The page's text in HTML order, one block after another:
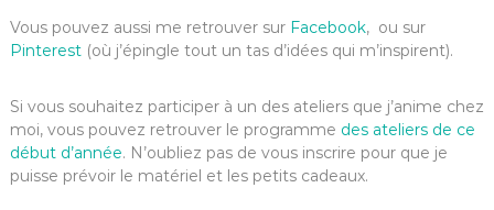
Vous pouvez aussi me retrouver sur Facebook, ou sur
Pinterest (où j’épingle tout un tas d’idées qui m’inspirent).
Si vous souhaitez participer à un des ateliers que j’anime chez
moi, vous pouvez retrouver le programme des ateliers de ce
début d’année. N’oubliez pas de vous inscrire pour que je
puisse prévoir le matériel et les petits cadeaux.